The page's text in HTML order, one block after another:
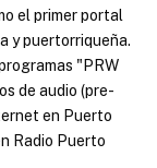
el primer portal
y puertorriqueña.
"PRW
de audio (pre-
en Puerto
Radio Puerto